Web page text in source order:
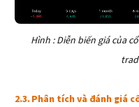
Hình : Diễn biến giá của
2.3.Phân tích và đánh giá